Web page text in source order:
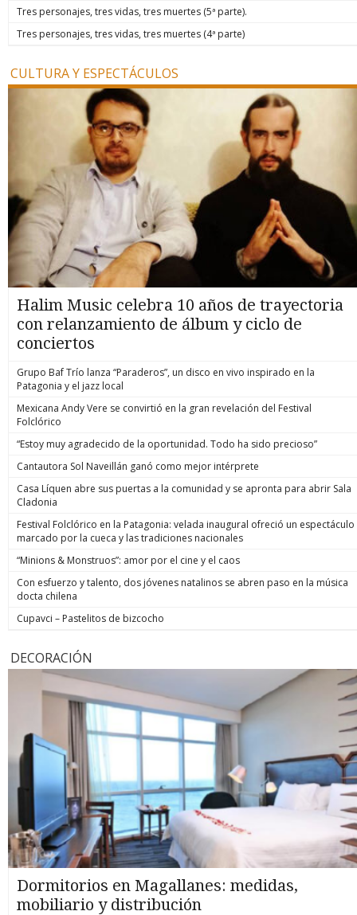
Tres personajes, tres vidas, tres muertes (5ª parte).
Tres personajes, tres vidas, tres muertes (4ª parte)
CULTURA Y ESPECTÁCULOS
Halim Music celebra 10 años de trayectoria
con relanzamiento de álbum y ciclo de
conciertos
Grupo Baf Trío lanza “Paraderos”, un disco en vivo inspirado en la
Patagonia y el jazz local
Mexicana Andy Vere se convirtió en la gran revelación del Festival
Folclórico
“Estoy muy agradecido de la oportunidad. Todo ha sido precioso”
Cantautora Sol Naveillán ganó como mejor intérprete
Casa Líquen abre sus puertas a la comunidad y se apronta para abrir Sala
Cladonia
Festival Folclórico en la Patagonia: velada inaugural ofreció un espectáculo
marcado por la cueca y las tradiciones nacionales
“Minions & Monstruos”: amor por el cine y el caos
Con esfuerzo y talento, dos jóvenes natalinos se abren paso en la música
docta chilena
Cupavci – Pastelitos de bizcocho
DECORACIÓN
Dormitorios en Magallanes: medidas,
mobiliario y distribución